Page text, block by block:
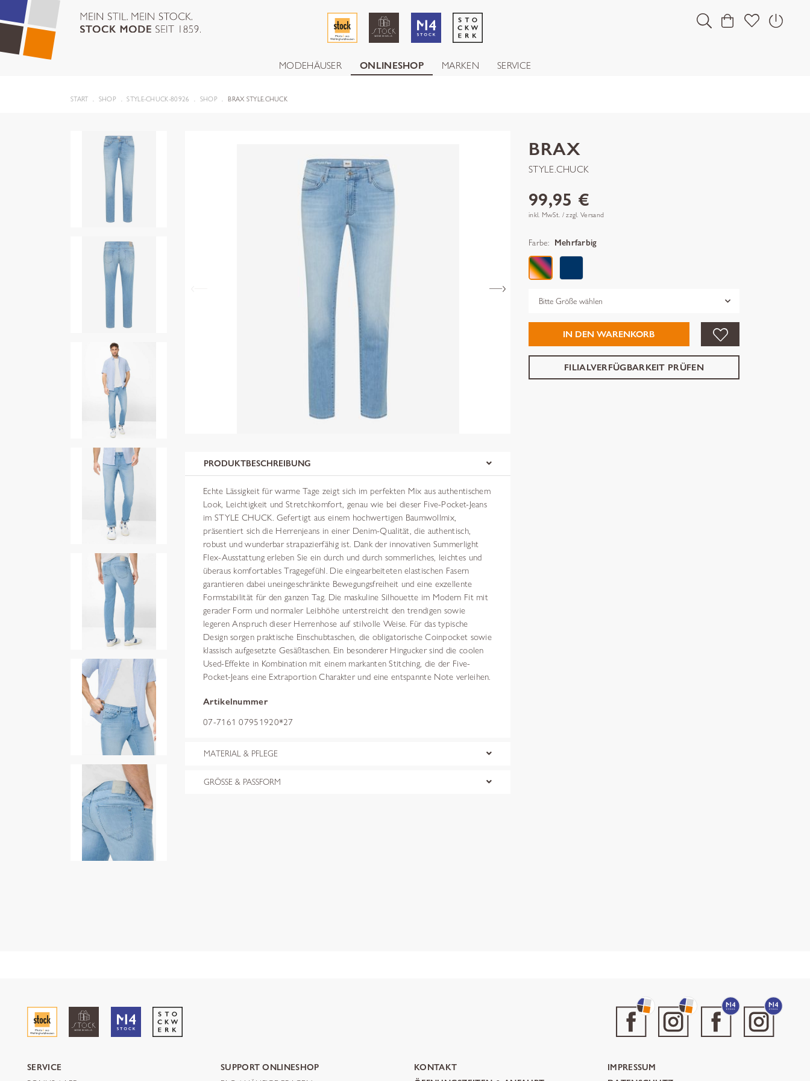
MODEHÄUSER ONLINESHOP MARKEN SERVICE
START SHOP STYLE-CHUCK-80926 SHOP BRAX STYLE.CHUCK
PRODUKTBESCHREIBUNG
Echte Lässigkeit für warme Tage zeigt sich im perfekten Mix aus authentischem
Look, Leichtigkeit und Stretchkomfort, genau wie bei dieser Five-Pocket-Jeans
im STYLE CHUCK. Gefertigt aus einem hochwertigen Baumwollmix,
präsentiert sich die Herrenjeans in einer Denim-Qualität, die authentisch,
robust und wunderbar strapazierfähig ist. Dank der innovativen Summerlight
Flex-Ausstattung erleben Sie ein durch und durch sommerliches, leichtes und
überaus komfortables Tragegefühl. Die eingearbeiteten elastischen Fasern
garantieren dabei uneingeschränkte Bewegungsfreiheit und eine exzellente
Formstabilität für den ganzen Tag. Die maskuline Silhouette im Modern Fit mit
gerader Form und normaler Leibhöhe unterstreicht den trendigen sowie
legeren Anspruch dieser Herrenhose auf stilvolle Weise. Für das typische
Design sorgen praktische Einschubtaschen, die obligatorische Coinpocket sowie
klassisch aufgesetzte Gesäßtaschen. Ein besonderer Hingucker sind die coolen
Used-Effekte in Kombination mit einem markanten Stitching, die der Five-
Pocket-Jeans eine Extraportion Charakter und eine entspannte Note verleihen.
Artikelnummer
07-7161 07951920*27
MATERIAL & PFLEGE
GRÖSSE & PASSFORM
BRAX
STYLE.CHUCK
99,95 €
inkl. MwSt. / zzgl. Versand
Farbe: Mehrfarbig
Grösse
IN DEN WARENKORB
FILIALVERFÜGBARKEIT PRÜFEN
SERVICE SUPPORT ONLINESHOP
KONTAKT
IMPRESSUM